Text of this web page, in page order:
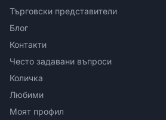
Търговски представители
Блог
Контакти
Често задавани въпроси
Количка
Любими
Моят профил